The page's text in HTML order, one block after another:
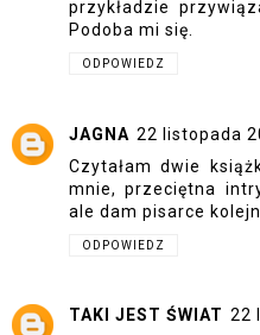
przykładzie
Podoba mi się.
ODPOWIEDZ
JAGNA 22 listopada
Czytałam dwie
mnie, przeciętna
ale dam pisarce
ODPOWIEDZ
TAKI JEST ŚWIAT 22